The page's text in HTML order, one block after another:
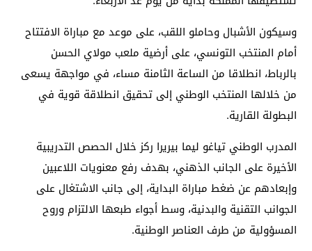
وسيكون الأشبال وحاملو اللقب، على موعد مع مباراة الافتتاح
أمام المنتخب التونسي، على أرضية ملعب مولاي الحسن
بالرباط، انطلاقا من الساعة الثامنة مساء، في مواجهة يسعى
من خلالها المنتخب الوطني إلى تحقيق انطلاقة قوية في
البطولة القارية.
المدرب الوطني تياغو ليما بيريرا ركز خلال الحصص التدريبية
الأخيرة على الجانب الذهني، بهدف رفع معنويات اللاعبين
وإبعادهم عن ضغط مباراة البداية، إلى جانب الاشتغال على
الجوانب التقنية والبدنية، وسط أجواء طبعها الالتزام وروح
المسؤولية من طرف العناصر الوطنية.